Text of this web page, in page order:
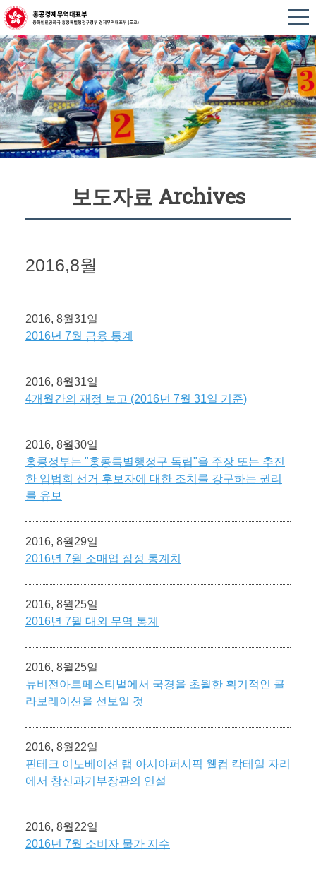
보도자료 Archives
2016,8월
2016, 8월31일
2016년 7월 금융 통계
2016, 8월31일
4개월간의 재정 보고 (2016년 7월 31일 기준)
2016, 8월30일
홍콩정부는 "홍콩특별행정구 독립"을 주장 또는 추진
한 입법회 선거 후보자에 대한 조치를 강구하는 권리
를 유보
2016, 8월29일
2016년 7월 소매업 잠정 통계치
2016, 8월25일
2016년 7월 대외 무역 통계
2016, 8월25일
뉴비전아트페스티벌에서 국경을 초월한 획기적인 콜
라보레이션을 선보일 것
2016, 8월22일
핀테크 이노베이션 랩 아시아퍼시픽 웰컴 칵테일 자리
에서 창신과기부장관의 연설
2016, 8월22일
2016년 7월 소비자 물가 지수